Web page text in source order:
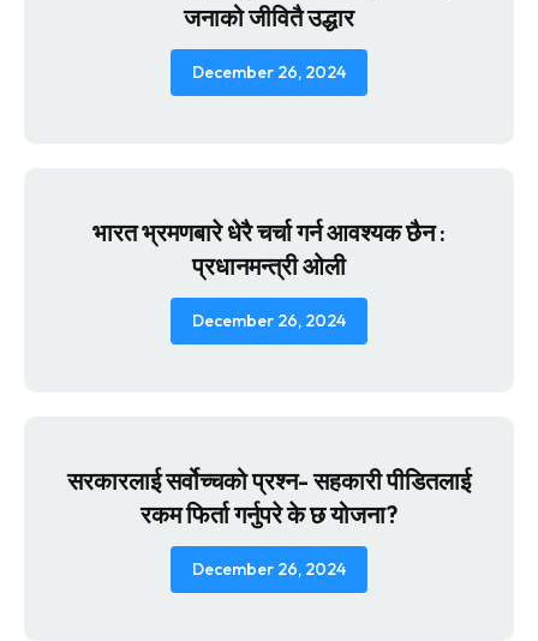
जनाको जीवितै उद्धार
December 26, 2024
भारत भ्रमणबारे धेरै चर्चा गर्न आवश्यक छैन :
प्रधानमन्त्री ओली
December 26, 2024
सरकारलाई सर्वोच्चको प्रश्न- सहकारी पीडितलाई
रकम फिर्ता गर्नुपरे के छ योजना?
December 26, 2024